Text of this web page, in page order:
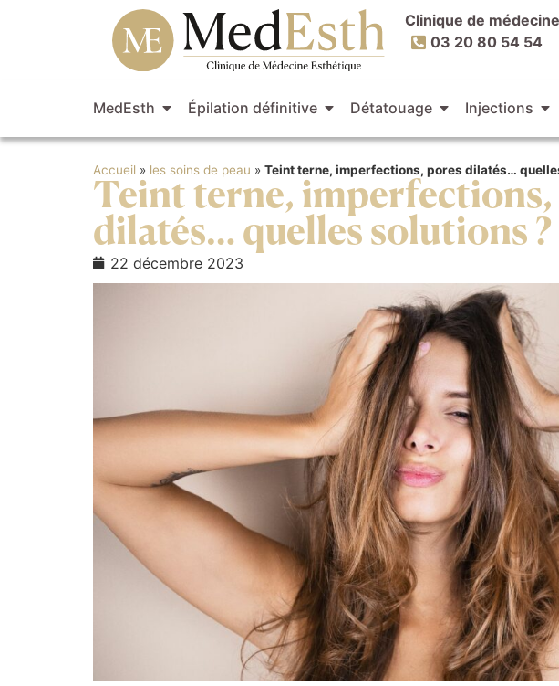
Clinique de
03 20 80 54 54
MedEsth Épilation définitive Détatouage Injections
Accueil » les soins de peau » Teint terne, imperfections, pores dilatés…
Teint terne, imperfections,
dilatés… quelles solutions ?
22 décembre 2023